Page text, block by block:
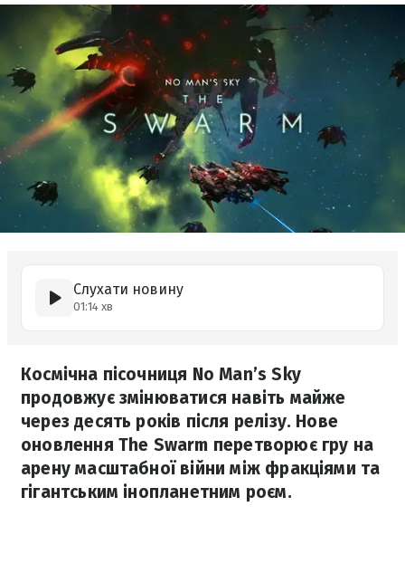
Слухати новину
01:14 хв
Космічна пісочниця No Man’s Sky
продовжує змінюватися навіть майже
через десять років після релізу. Нове
оновлення The Swarm перетворює гру на
арену масштабної війни між фракціями та
гігантським інопланетним роєм.